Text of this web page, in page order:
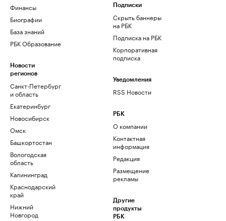
Финансы
Биографии
База знаний
РБК Образование
Новости
регионов
Санкт-Петербург
и область
Екатеринбург
Новосибирск
Омск
Башкортостан
Вологодская
область
Калининград
Краснодарский
край
Нижний
Новгород
Подписки
Скрыть баннеры
на РБК
Подписка на РБК
Корпоративная
подписка
Уведомления
RSS Новости
РБК
О компании
Контактная
информация
Редакция
Размещение
рекламы
Другие
продукты
РБК